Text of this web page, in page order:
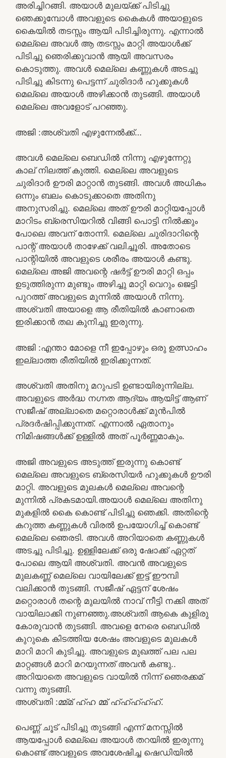
അരിച്ചിറങ്ങി. അയാൾ മുലയ്ക്ക് പിടിച്ചു
ഞെക്കുമ്പോൾ അവളുടെ കൈകൾ അയാളുടെ
കൈയിൽ തടസ്സം ആയി പിടിച്ചിരുന്നു. എന്നാൽ
മെല്ലെ അവൾ ആ തടസ്സം മാറ്റി അയാൾക്ക്
പിടിച്ചു ഞെരിക്കുവാൻ ആയി അവസരം
കൊടുത്തു. അവൾ മെല്ലെ കണ്ണുകൾ അടച്ചു
പിടിച്ചു കിടന്നു പെട്ടന്ന് ചുരിദാർ ഹുക്കുകൾ
മെല്ലെ അയാൾ അഴിക്കാൻ തുടങ്ങി. അയാൾ
മെല്ലെ അവളോട്‌ പറഞ്ഞു.
അജി :അശ്വതി എഴുന്നേൽക്ക്…
അവൾ മെല്ലെ ബെഡിൽ നിന്നു എഴുന്നേറ്റു
കാല് നിലത്ത് കുത്തി. മെല്ലെ അവളുടെ
ചുരിദാർ ഊരി മാറ്റാൻ തുടങ്ങി. അവൾ അധികം
ഒന്നും ബലം കൊടുക്കാതെ അതിനു
അനുസരിച്ചു. മെല്ലെ അത് ഊരി മാറ്റിയപ്പോൾ
മാറിടം ബ്രെസിയറിൽ വിങ്ങി പൊട്ടി നിൽക്കും
പോലെ അവന് തോന്നി. മെല്ലെ ചുരിദാറിന്റെ
പാന്റ് അയാൾ താഴേക്ക് വലിച്ചൂരി. അതോടെ
പാന്റിയിൽ അവളുടെ ശരീരം അയാൾ കണ്ടു.
മെല്ലെ അജി അവന്റെ ഷർട്ട്‌ ഊരി മാറ്റി ഒപ്പം
ഉടുത്തിരുന്ന മുണ്ടും അഴിച്ചു മാറ്റി വെറും ജെട്ടി
പുറത്ത് അവളുടെ മുന്നിൽ അയാൾ നിന്നു.
അശ്വതി അയാളെ ആ രീതിയിൽ കാണാതെ
ഇരിക്കാൻ തല കുനിച്ചു ഇരുന്നു.
അജി :എന്താ മോളെ നീ ഇപ്പോഴും ഒരു ഉത്സാഹം
ഇല്ലാത്ത രീതിയിൽ ഇരിക്കുന്നത്.
അശ്വതി അതിനു മറുപടി ഉണ്ടായിരുന്നില്ല.
അവളുടെ അർദ്ധ നഗ്നത ആദ്യം ആയിട്ട് ആണ്
സജീഷ് അല്ലാതെ മറ്റൊരാൾക്ക്‌ മുൻപിൽ
പ്രദർഷിപ്പിക്കുന്നത്. എന്നാൽ ഏതാനും
നിമിഷങ്ങൾക്ക് ഉള്ളിൽ അത് പൂർണ്ണമാകും.
അജി അവളുടെ അടുത്ത് ഇരുന്നു കൊണ്ട്
മെല്ലെ അവളുടെ ബ്രെസിയർ ഹുക്കുകൾ ഊരി
മാറ്റി. അവളുടെ മുലകൾ മെല്ലെ അവന്റെ
മുന്നിൽ പ്രകടമായി.അയാൾ മെല്ലെ അതിനു
മുകളിൽ കൈ കൊണ്ട് പിടിച്ചു ഞെക്കി. അതിന്റെ
കറുത്ത കണ്ണുകൾ വിരൽ ഉപയോഗിച്ച് കൊണ്ട്
മെല്ലെ ഞെരടി. അവൾ അറിയാതെ കണ്ണുകൾ
അടച്ചു പിടിച്ചു. ഉള്ളിലേക്ക് ഒരു ഷോക്ക് ഏറ്റത്
പോലെ ആയി അശ്വതി. അവൻ അവളുടെ
മുലകണ്ണ് മെല്ലെ വായിലേക്ക് ഇട്ട് ഈമ്പി
വലിക്കാൻ തുടങ്ങി. സജീഷ് ഏട്ടന് ശേഷം
മറ്റൊരാൾ തന്റെ മുലയിൽ നാവ് നീട്ടി നക്കി അത്
വായിലാക്കി നുണഞ്ഞു.അശ്വതി ആകെ കുളിരു
കോരുവാൻ തുടങ്ങി. അവളെ നേരെ ബെഡിൽ
കുറുകെ കിടത്തിയ ശേഷം അവളുടെ മുലകൾ
മാറി മാറി കുടിച്ചു. അവളുടെ മുഖത്ത് പല പല
മാറ്റങ്ങൾ മാറി മറയുന്നത് അവൻ കണ്ടു..
അറിയാതെ അവളുടെ വായിൽ നിന്ന് ഞെരക്കമ്
വന്നു തുടങ്ങി.
അശ്വതി :മ്മ്മ് ഹ്ഹ മ്മ് ഹ്ഹ്ഹ്ഹ്ഹ്.
പെണ്ണ് ചൂട് പിടിച്ചു തുടങ്ങി എന്ന് മനസ്സിൽ
ആയപ്പോൾ മെല്ലെ അയാൾ തറയിൽ ഇരുന്നു
കൊണ്ട് അവളുടെ അവശേഷിച്ച ഷെഡിയിൽ